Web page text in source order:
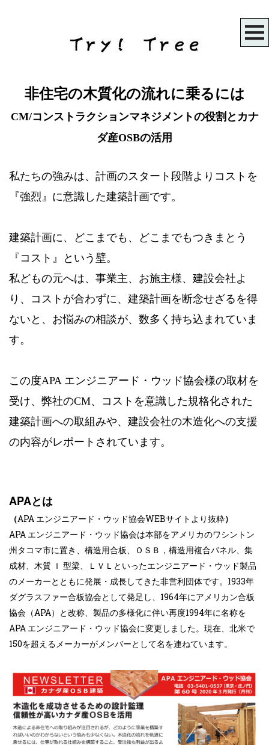
非住宅の木質化の流れに乗るには
CM/コンストラクションマネジメントの役割とカナ
ダ産OSBの活用
私たちの強みは、計画のスタート段階よりコストを
『強烈』に意識した建築計画です。
建築計画に、どこまでも、どこまでもつきまとう
『コスト』という壁。
私どもの元へは、事業主、お施主様、建設会社よ
り、コストが合わずに、建築計画を断念せざるを得
ないと、お悩みの相談が、数多く持ち込まれていま
す。
この度APA エンジニアード・ウッド協会様の取材を
受け、弊社のCM、コストを意識した規格化された
建築計画への取組みや、建設会社の木造化への支援
の内容がレポートされています。
APAとは
（APA エンジニアード・ウッド協会WEBサイトより抜粋）
APA エンジニアード・ウッド協会は本部をアメリカのワシントン
州タコマ市に置き、構造用合板、ＯＳＢ，構造用複合パネル、集
成材、木質 Ｉ 型梁、ＬＶＬといったエンジニアード・ウッド製品
のメーカーとともに発展・成長してきた非営利団体です。1933年
ダグラスファー合板協会として発足し、1964年にアメリカン合板
協会（APA）と改称、製品の多様化に伴い再度1994年に名称を
APA エンジニアード・ウッド協会に変更しました。現在、北米で
150を超えるメーカーがメンバーとして名を連ねています。